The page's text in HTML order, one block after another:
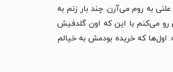
به روم می‌آرن. چند بار زنم به
رو می‌کنم با این که اون گلدفیش
که خریده بودمش به خیالم